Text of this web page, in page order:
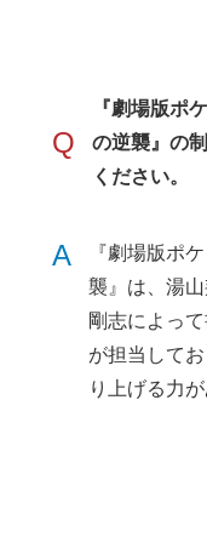
Q
『劇場版ポ
の逆襲』の
ください。
A
『劇場版ポ
襲』は、湯
剛志によっ
が担当して
り上げる力が